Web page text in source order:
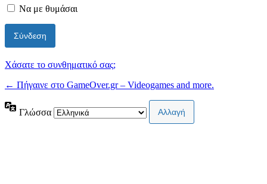
Να με θυμάσαι
Χάσατε το συνθηματικό σας;
← Πήγαινε στο GameOver.gr – Videogames and more.
Γλώσσα